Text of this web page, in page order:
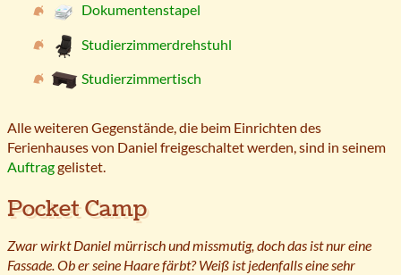
Dokumentenstapel
Studierzimmerdrehstuhl
Studierzimmertisch
Alle weiteren Gegenstände, die beim Einrichten des
Ferienhauses von Daniel freigeschaltet werden, sind in seinem
Auftraggelistet.
Pocket Camp
Zwar wirkt Daniel mürrisch und missmutig, doch das ist nur eine
Fassade. Ob er seine Haare färbt? Weiß ist jedenfalls eine sehr